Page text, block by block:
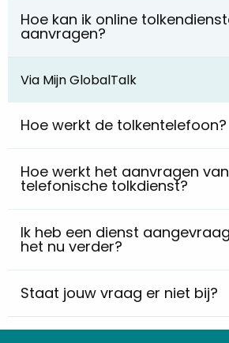
Hoe kan ik online
aanvragen?
Via Mijn GlobalTalk
Hoe werkt de tolkentelefoon?
Hoe werkt het aanvragen
telefonische tolkdienst?
Ik heb een dienst
het nu verder?
Staat jouw vraag er niet bij?